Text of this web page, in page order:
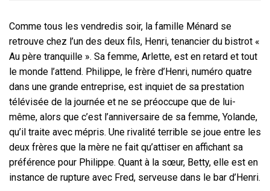
Comme tous les vendredis soir, la famille Ménard se
retrouve chez l’un des deux fils, Henri, tenancier du bistrot «
Au père tranquille ». Sa femme, Arlette, est en retard et tout
le monde l’attend. Philippe, le frère d’Henri, numéro quatre
dans une grande entreprise, est inquiet de sa prestation
télévisée de la journée et ne se préoccupe que de lui-
même, alors que c’est l’anniversaire de sa femme, Yolande,
qu’il traite avec mépris. Une rivalité terrible se joue entre les
deux frères que la mère ne fait qu’attiser en affichant sa
préférence pour Philippe. Quant à la sœur, Betty, elle est en
instance de rupture avec Fred, serveuse dans le bar d’Henri.